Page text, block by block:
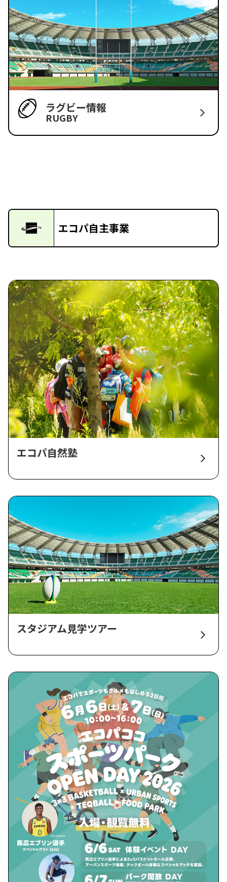
ラグビー情報
RUGBY
エコパ自主事業
エコパ自然塾
スタジアム見学ツアー